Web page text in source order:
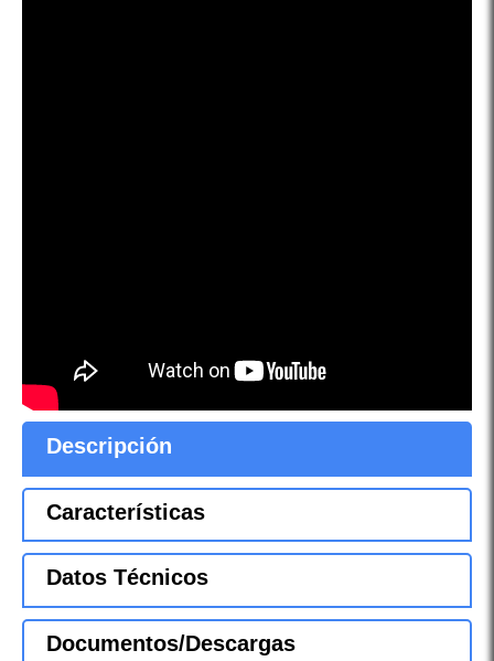
Descripción
Características
Datos Técnicos
Documentos/Descargas